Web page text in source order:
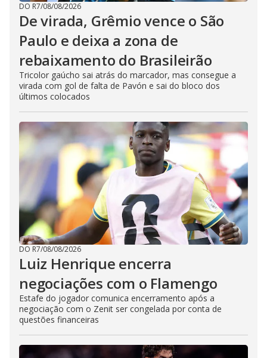
DO R7/08/08/2026
De virada, Grêmio vence o São
Paulo e deixa a zona de
rebaixamento do Brasileirão
Tricolor gaúcho sai atrás do marcador, mas consegue a
virada com gol de falta de Pavón e sai do bloco dos
últimos colocados
DO R7/08/08/2026
Luiz Henrique encerra
negociações com o Flamengo
Estafe do jogador comunica encerramento após a
negociação com o Zenit ser congelada por conta de
questões financeiras